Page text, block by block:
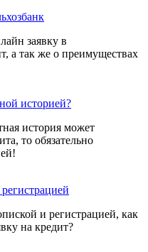
заявку в
а так же о преимуществах
историей?
история может
то обязательно
и регистрацией, как
на кредит?